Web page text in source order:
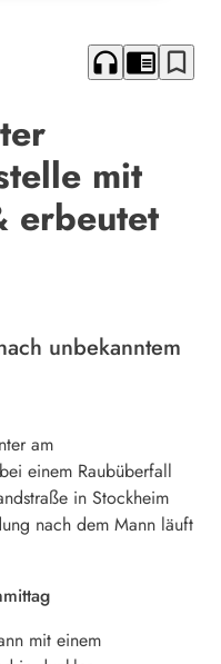
headphones chrome_reader_mode bookmark_border
mit
erbeutet
unbekanntem
am
einem Raubüberfall
in Stockheim
nach dem Mann läuft
mit einem